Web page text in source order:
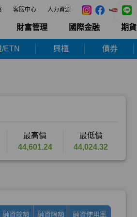
客服中心 人力資源
財富管理 國際金融 期貨
ETN 興櫃 債券